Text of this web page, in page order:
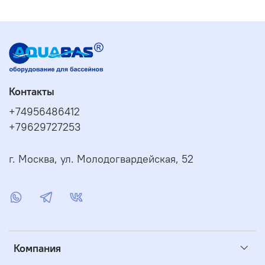
Компания
Контакты
+74956486412
+79629727253
г. Москва, ул. Молодогвардейская, 52